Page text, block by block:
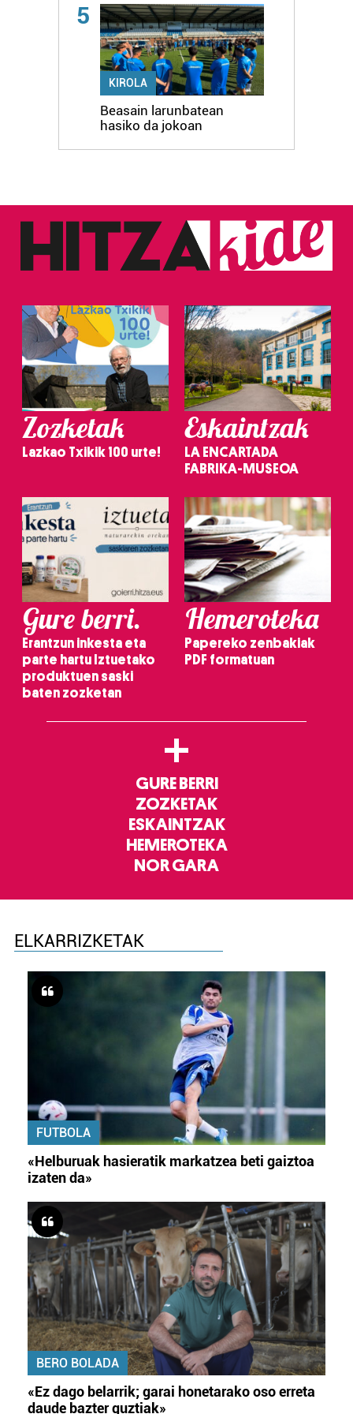
5
KIROLA
Beasain larunbatean
hasiko da jokoan
Zozketak
Lazkao Txikik 100 urte!
Eskaintzak
LA ENCARTADA
FABRIKA-MUSEOA
Gure berri.
Erantzun inkesta eta
parte hartu Iztuetako
produktuen saski
baten zozketan
Hemeroteka
Papereko zenbakiak
PDF formatuan
+
GURE BERRI
ZOZKETAK
ESKAINTZAK
HEMEROTEKA
NOR GARA
ELKARRIZKETAK
FUTBOLA
«Helburuak hasieratik markatzea beti gaiztoa
izaten da»
BERO BOLADA
«Ez dago belarrik; garai honetarako oso erreta
daude bazter guztiak»